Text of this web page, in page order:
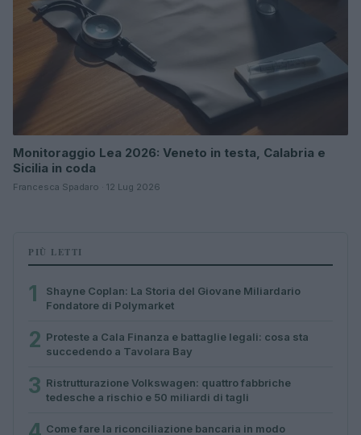
Monitoraggio Lea 2026: Veneto in testa, Calabria e
Sicilia in coda
Francesca Spadaro · 12 Lug 2026
PIÙ LETTI
1
Shayne Coplan: La Storia del Giovane Miliardario
Fondatore di Polymarket
2 Proteste a Cala Finanza e battaglie legali: cosa sta
succedendo a Tavolara Bay
3 Ristrutturazione Volkswagen: quattro fabbriche
tedesche a rischio e 50 miliardi di tagli
Come fare la riconciliazione bancaria in modo